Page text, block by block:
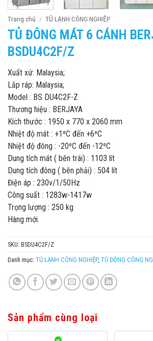
Trang chủ / TỦ LẠNH CÔNG NGHIỆP
TỦ ĐÔNG MÁT 6 CÁNH
BSDU4C2F/Z
Xuất xứ: Malaysia;
Lắp ráp: Malaysia;
Model : BS DU4C2F-Z
Thương hiệu : BERJAYA
Kích thước : 1950 x 770 x 2060 mm
Nhiệt độ mát : +1ºC đến +6ºC
Nhiệt độ đông : -20ºC đến -12ºC
Dung tích mát ( bên trái) : 1103 lít
Dung tích đông ( bên phải) : 504 lít
Điện áp : 230v/1/50Hz
Công suất : 1283w-1417w
Trọng lượng : 250 kg
Hàng mới.
SKU: BSDU4C2F/Z
Danh mục: TỦ LẠNH CÔNG NGHIỆP, TỦ ĐÔNG CÔNG
Sản phẩm cùng loại